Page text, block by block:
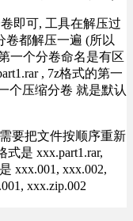
即可, 工具在解压过
卷都解压一遍 (所以
一个分卷命名是有区
, 7z格式的第一
个压缩分卷 就是默认
要把文件按顺序重新
是 xxx.part1.rar,
xxx.001, xxx.002,
xxx.zip.002